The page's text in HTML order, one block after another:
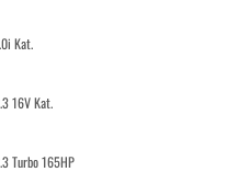
Kat.
16V Kat.
Turbo 165HP